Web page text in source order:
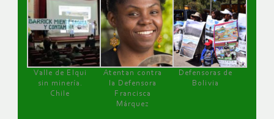
Valle de Elqui
sin minería.
Chile
Atentan contra
la Defensora
Francisca
Márquez
Defensoras de
Bolivia